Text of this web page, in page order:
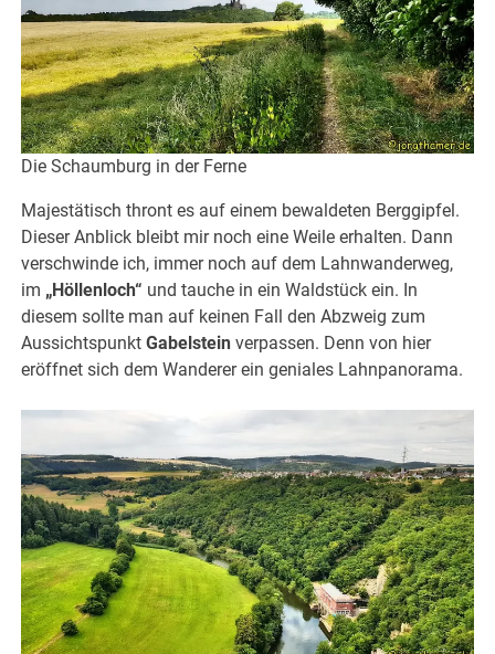
Die Schaumburg in der Ferne
Majestätisch thront es auf einem bewaldeten Berggipfel.
Dieser Anblick bleibt mir noch eine Weile erhalten. Dann
verschwinde ich, immer noch auf dem Lahnwanderweg,
im „Höllenloch“ und tauche in ein Waldstück ein. In
diesem sollte man auf keinen Fall den Abzweig zum
AussichtspunktGabelstein verpassen. Denn von hier
eröffnet sich dem Wanderer ein geniales Lahnpanorama.